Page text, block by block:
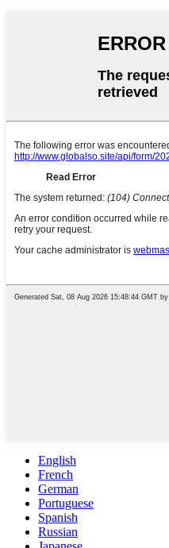
English
French
German
Portuguese
Spanish
Russian